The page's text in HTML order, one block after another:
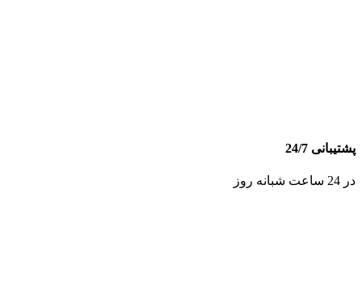
پشتیبانی 24/7
در 24 ساعت شبانه روز